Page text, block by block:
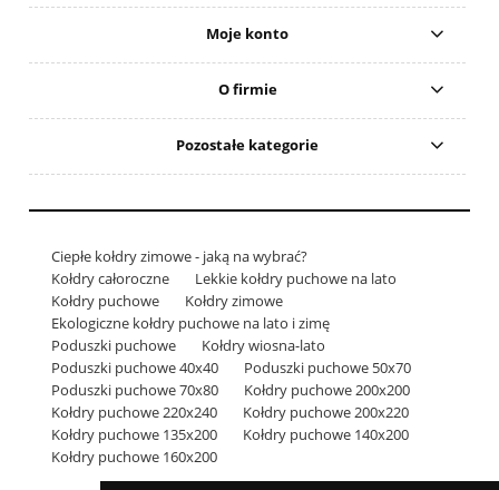
Moje konto
O firmie
Pozostałe kategorie
Ciepłe kołdry zimowe - jaką na wybrać?
Kołdry całoroczne
Lekkie kołdry puchowe na lato
Kołdry puchowe
Kołdry zimowe
Ekologiczne kołdry puchowe na lato i zimę
Poduszki puchowe
Kołdry wiosna-lato
Poduszki puchowe 40x40
Poduszki puchowe 50x70
Poduszki puchowe 70x80
Kołdry puchowe 200x200
Kołdry puchowe 220x240
Kołdry puchowe 200x220
Kołdry puchowe 135x200
Kołdry puchowe 140x200
Kołdry puchowe 160x200